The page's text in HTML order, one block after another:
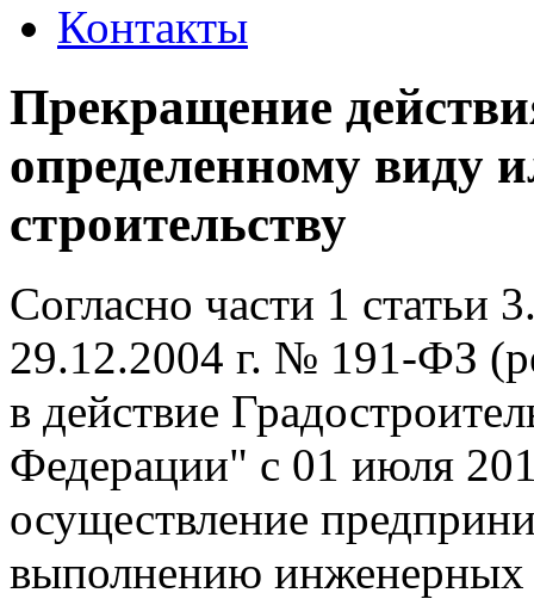
Контакты
Прекращение
определенному виду
строительству
Согласно части 1 статьи
29.12.2004 г. № 191-ФЗ
в действие
Федерации" с 01 июля
осуществление
выполнению инженерных